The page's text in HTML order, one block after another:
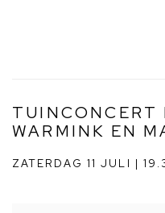
TUINCONCERT
WARMINK EN
ZATERDAG 11 JULI |